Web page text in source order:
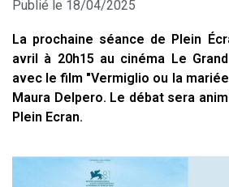
Publié le 18/04/2025
La prochaine séance de Plein
avril à 20h15 au cinéma Le
avec le film "Vermiglio ou la
Maura Delpero. Le débat sera
Plein Ecran.